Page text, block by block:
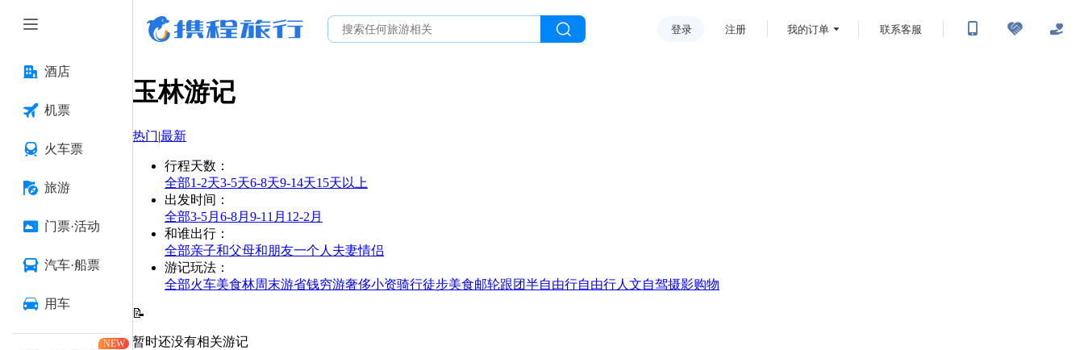
酒店
机票
火车票
旅游
门票·活动
汽车·船票
用车
NEW
登录 注册 我的订单 联系客服
玉林游记
热门|最新
行程天数 ：
全部1-2天3-5天6-8天9-14天15天以上
出发时间 ：
全部3-5月 6-8月 9-11月 12-2月
和谁出行 ：
全部亲子和父母和朋友一个人 夫妻情侣
游记玩法 ：
全部火车美食林周末游省钱穷游奢侈小资骑行徒步美食邮轮跟团半自由行自由行人文自驾摄影购物
📝
暂时还没有相关游记